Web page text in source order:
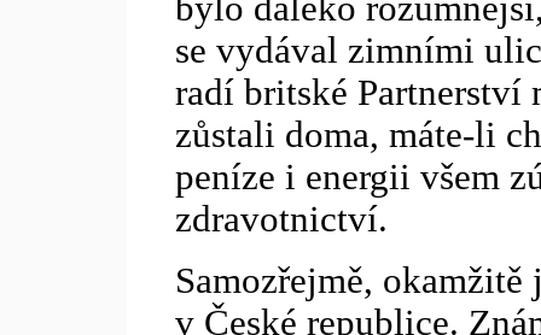
se vydával zimními
radí britské Partnerství
zůstali doma, máte-li
peníze i energii všem
zdravotnictví.
Samozřejmě, okamžitě
v České republice.